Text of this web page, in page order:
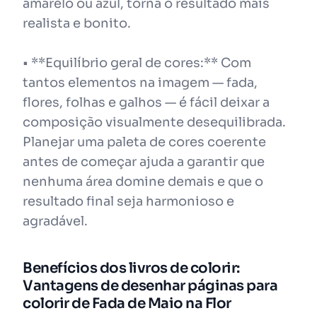
amarelo ou azul, torna o resultado mais
realista e bonito.
• **Equilíbrio geral de cores:** Com
tantos elementos na imagem — fada,
flores, folhas e galhos — é fácil deixar a
composição visualmente desequilibrada.
Planejar uma paleta de cores coerente
antes de começar ajuda a garantir que
nenhuma área domine demais e que o
resultado final seja harmonioso e
agradável.
Benefícios dos livros de colorir:
Vantagens de desenhar páginas para
colorir de Fada de Maio na Flor